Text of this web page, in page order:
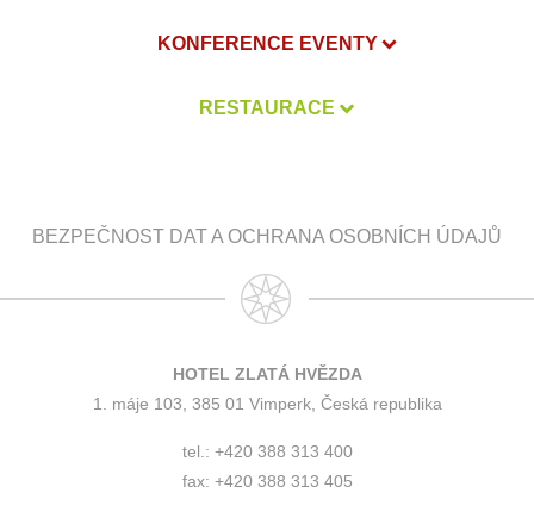
KONFERENCE EVENTY
RESTAURACE
BEZPEČNOST DAT A OCHRANA OSOBNÍCH ÚDAJŮ
HOTEL ZLATÁ HVĚZDA
1. máje 103, 385 01 Vimperk, Česká republika
tel.: +420 388 313 400
fax: +420 388 313 405